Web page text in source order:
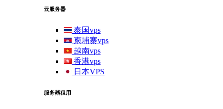
云服务器
泰国vps
柬埔寨vps
越南vps
香港vps
日本VPS
服务器租用